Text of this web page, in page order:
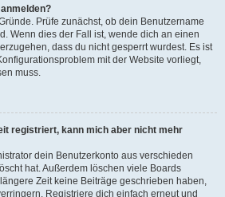
Prüfe zunächst, ob dein Benutzername
Wenn dies der Fall ist, wende dich an einen
dass du nicht gesperrt wurdest. Es ist
mit der Website vorliegt,
muss.
registriert, kann mich aber nicht mehr
dein Benutzerkonto aus verschieden
hat. Außerdem löschen viele Boards
Zeit keine Beiträge geschrieben haben,
Registriere dich einfach erneut und